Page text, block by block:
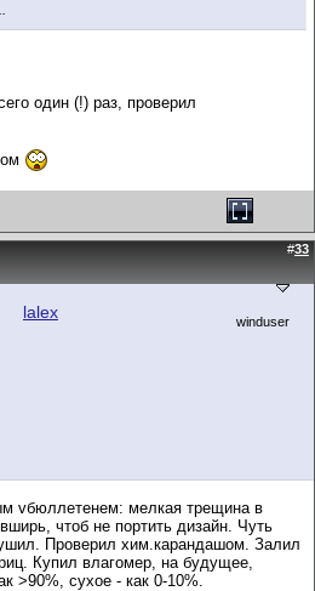
один (!) раз, проверил
#33
lalex winduser
vбюллетенем: мелкая трещина в
чтоб не портить дизайн. Чуть
Проверил хим.карандашом. Залил
Купил влагомер, на будущее,
>90%, сухое - как 0-10%.